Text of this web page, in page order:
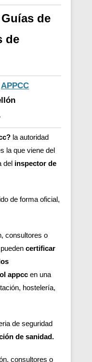
de
de
APPCC
la autoridad
la que viene del
del inspector de
de forma oficial,
consultores o
certificar
appcc en una
hostelería,
de seguridad
de sanidad.
consultores o